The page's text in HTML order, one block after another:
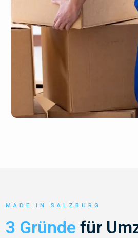
MADE IN SALZBURG
3 Gründe für